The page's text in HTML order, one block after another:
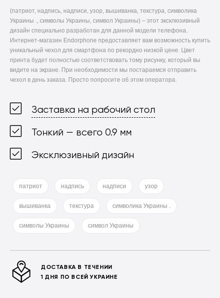
(патриот, надпись, надписи, узор, вышиванка, текстура, символика
Украины ., символы Украины, символ Украины) – этот эксклюзивный
дизайн специально разработан для данной модели телефона.
Интернет-магазин Endorphone предоставляет вам возможность купить
уникальный чехол для смартфона по рекордно низкой цене. Цвет
принта будет полностью соответствовать тому рисунку, который вы
видите на экране. При необходимости мы постараемся отправить
чехол в день заказа. Просто попросите об этом оператора.
Заставка на рабочий стол
Тонкий — всего 0.9 мм
Эксклюзивный дизайн
патриот надпись надписи узор
вышиванка текстура символика Украины .
символы Украины символ Украины
ДОСТАВКА В ТЕЧЕНИИ
1 ДНЯ ПО ВСЕЙ УКРАИНЕ